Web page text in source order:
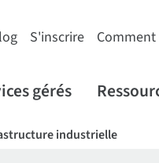
S'inscrire
gérés
industrielle